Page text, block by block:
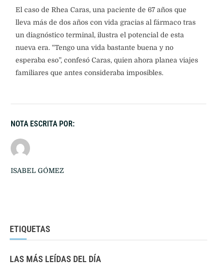
El caso de Rhea Caras, una paciente de 67 años que
lleva más de dos años con vida gracias al fármaco tras
un diagnóstico terminal, ilustra el potencial de esta
nueva era. “Tengo una vida bastante buena y no
esperaba eso”, confesó Caras, quien ahora planea viajes
familiares que antes consideraba imposibles.
NOTA ESCRITA POR:
ISABEL GÓMEZ
ETIQUETAS
LAS MÁS LEÍDAS DEL DÍA